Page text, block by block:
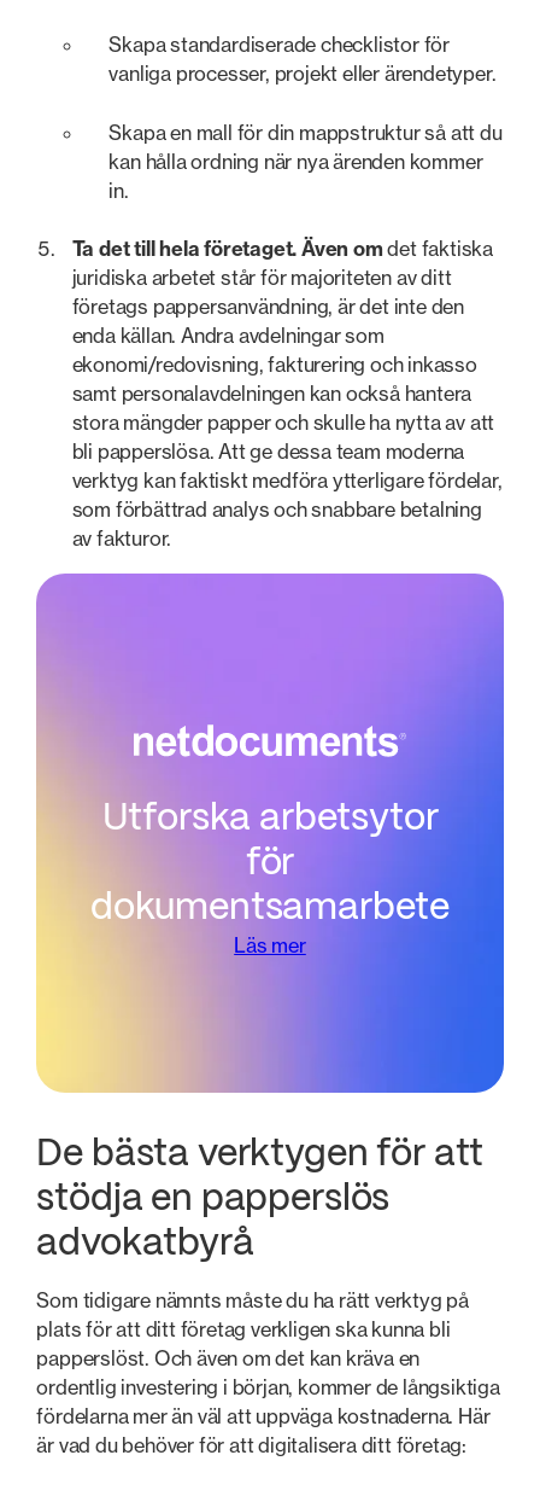
Skapa standardiserade checklistor för
vanliga processer, projekt eller ärendetyper.
Skapa en mall för din mappstruktur så att du
kan hålla ordning när nya ärenden kommer
in.
Ta det till hela företaget. Även omdet faktiska
juridiska arbetet står för majoriteten av ditt
företags pappersanvändning, är det inte den
enda källan. Andra avdelningar som
ekonomi/redovisning, fakturering och inkasso
samt personalavdelningen kan också hantera
stora mängder papper och skulle ha nytta av att
bli papperslösa. Att ge dessa team moderna
verktyg kan faktiskt medföra ytterligare fördelar,
som förbättrad analys och snabbare betalning
av fakturor.
Utforska arbetsytor
för
dokumentsamarbete
Läs mer
De bästa verktygen för att
stödja en papperslös
advokatbyrå
Som tidigare nämnts måste du ha rätt verktyg på
plats för att ditt företag verkligen ska kunna bli
papperslöst. Och även om det kan kräva en
ordentlig investering i början, kommer de långsiktiga
fördelarna mer än väl att uppväga kostnaderna. Här
är vad du behöver för att digitalisera ditt företag: